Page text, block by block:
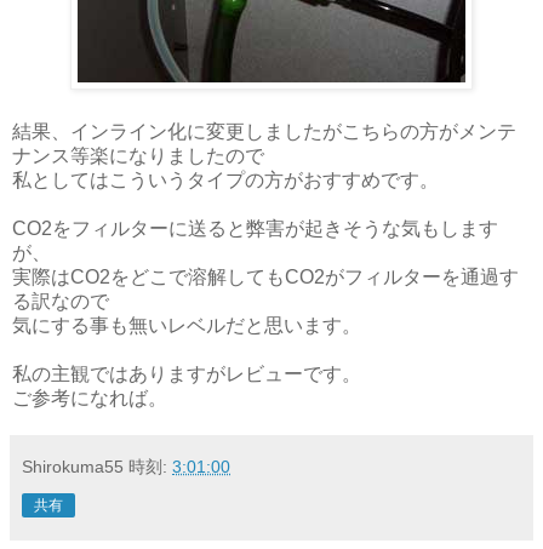
結果、インライン化に変更しましたがこちらの方がメンテ
ナンス等楽になりましたので
私としてはこういうタイプの方がおすすめです。
CO2をフィルターに送ると弊害が起きそうな気もします
が、
実際はCO2をどこで溶解してもCO2がフィルターを通過す
る訳なので
気にする事も無いレベルだと思います。
私の主観ではありますがレビューです。
ご参考になれば。
Shirokuma55 時刻: 3:01:00
共有